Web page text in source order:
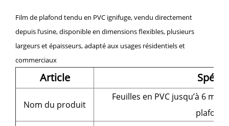
Film de plafond tendu en PVC ignifuge, vendu directement
depuis l’usine, disponible en dimensions flexibles, plusieurs
largeurs et épaisseurs, adapté aux usages résidentiels et
commerciaux
Article
Nom du produit
Feuilles en PVC jusqu’à 6